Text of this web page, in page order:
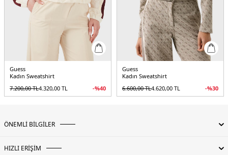
Guess
Kadın Sweatshirt
7.200,00TL4.320,00 TL -%40
Guess
Kadın Sweatshirt
6.600,00TL4.620,00 TL -%30
ÖNEMLİ BİLGİLER
HIZLI ERİŞİM